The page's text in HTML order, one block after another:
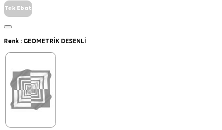
Tek Ebat
Renk : GEOMETRİK DESENLİ